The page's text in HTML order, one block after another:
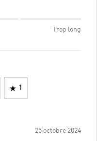
Trop long
1
25 octobre 2024